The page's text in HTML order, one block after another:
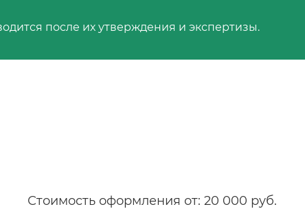
после их утверждения и экспертизы.
Стоимость оформления от: 20 000 руб.